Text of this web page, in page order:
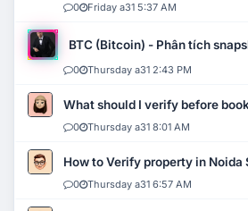
0 Friday a31 5:37 AM
BTC (Bitcoin) - Phân tích
0 Thursday a31 2:43 PM
What should I verify before
0 Thursday a31 8:01 AM
How to Verify property in Noida
0 Thursday a31 6:57 AM